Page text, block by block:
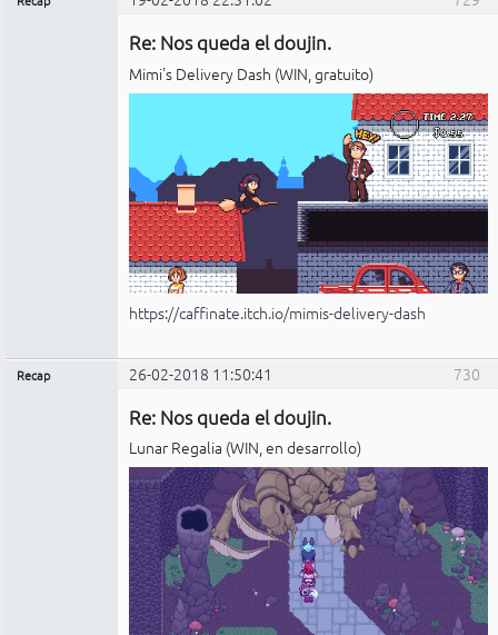
Re: Nos queda el doujin.
Mimi's Delivery Dash (WIN, gratuito)
https://caffinate.itch.io/mimis-delivery-dash
730
Recap 26-02-2018 11:50:41
Re: Nos queda el doujin.
Lunar Regalia (WIN, en desarrollo)